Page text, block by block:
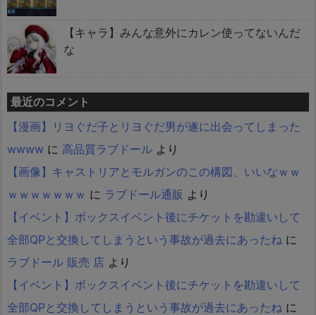
【キャラ】みんな意外にカレン使ってないんだ
な
最近のコメント
【漫画】リヨぐだ子とリヨぐだ男が遂に出会ってしまった
wwww に 高品質ラブドール より
【画像】キャストリアとモルガンのこの構図、いいなｗｗ
ｗｗｗｗｗｗｗ に ラブドール通販 より
【イベント】ボックスイベント後にチケットを勘違いして
全部QPと交換してしまうという事故が過去にあったね に
ラブドール 販売 店 より
【イベント】ボックスイベント後にチケットを勘違いして
全部QPと交換してしまうという事故が過去にあったね に